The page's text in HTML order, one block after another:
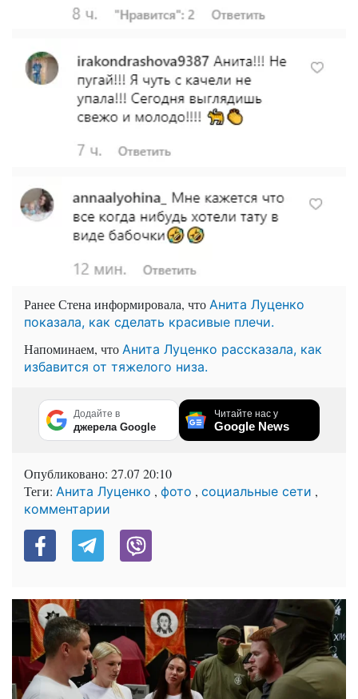
Ранее Стена информировала, что Анита Луценко
показала, как сделать красивые плечи.
Напоминаем, что Анита Луценко рассказала, как
избавится от тяжелого низа.
Додайте в
джерела Google
Читайте нас у
Google News
Опубликовано: 27.07 20:10
Теги: Анита Луценко , фото , социальные сети ,
комментарии